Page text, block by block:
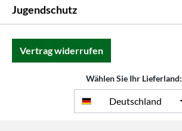
Jugendschutz
Vertrag widerrufen
Wählen Sie Ihr Lieferland:
Deutschland